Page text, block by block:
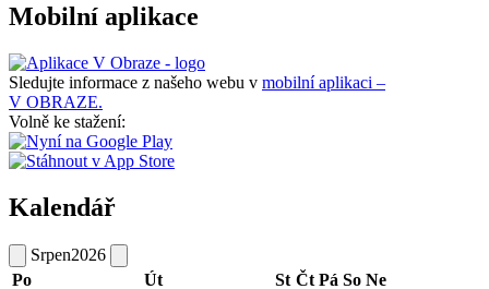
Mobilní aplikace
Sledujte informace z našeho webu v mobilní aplikaci –
V OBRAZE.
Volně ke stažení:
Kalendář
Srpen2026
Po
Út St Čt Pá So Ne